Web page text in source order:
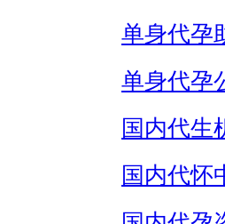
单身代孕
单身代孕
国内代生
国内代怀